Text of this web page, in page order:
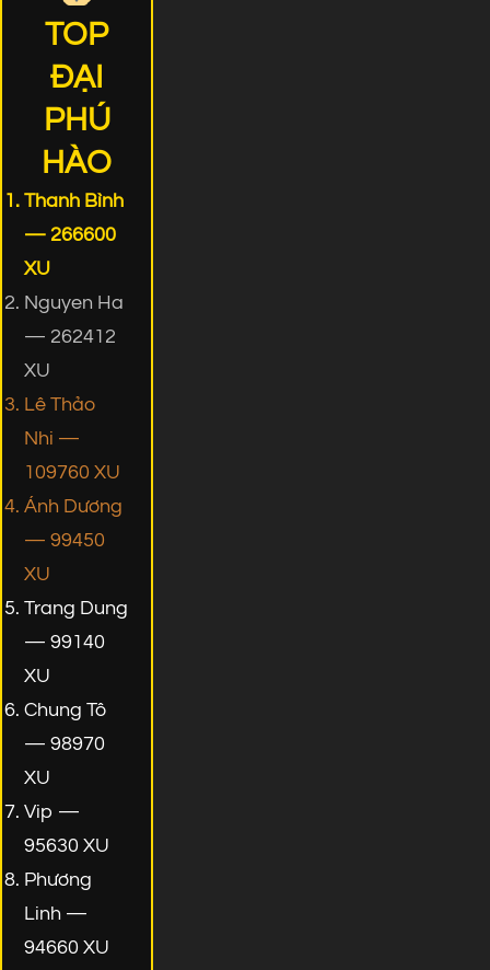
TOP
ĐẠI
PHÚ
HÀO
Thanh Bình
— 266600
XU
Nguyen Ha
— 262412
XU
Lê Thảo
Nhi —
109760 XU
Ánh Dương
— 99450
XU
Trang Dung
— 99140
XU
Chung Tô
— 98970
XU
Vip —
95630 XU
Phương
Linh —
94660 XU